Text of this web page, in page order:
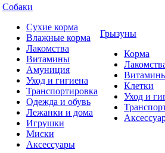
Собаки
Сухие корма
Влажные корма
Лакомства
Витамины
Амуниция
Уход и гигиена
Транспортировка
Одежда и обувь
Лежанки и дома
Игрушки
Миски
Аксессуары
Грызуны
Корма
Клетки
Уход и